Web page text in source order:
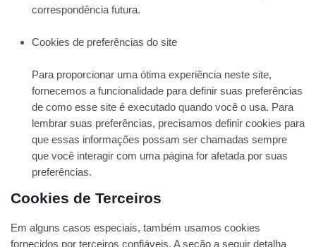
correspondência futura.
Cookies de preferências do site
Para proporcionar uma ótima experiência neste site,
fornecemos a funcionalidade para definir suas preferências
de como esse site é executado quando você o usa. Para
lembrar suas preferências, precisamos definir cookies para
que essas informações possam ser chamadas sempre
que você interagir com uma página for afetada por suas
preferências.
Cookies de Terceiros
Em alguns casos especiais, também usamos cookies
fornecidos por terceiros confiáveis. A seção a seguir detalha